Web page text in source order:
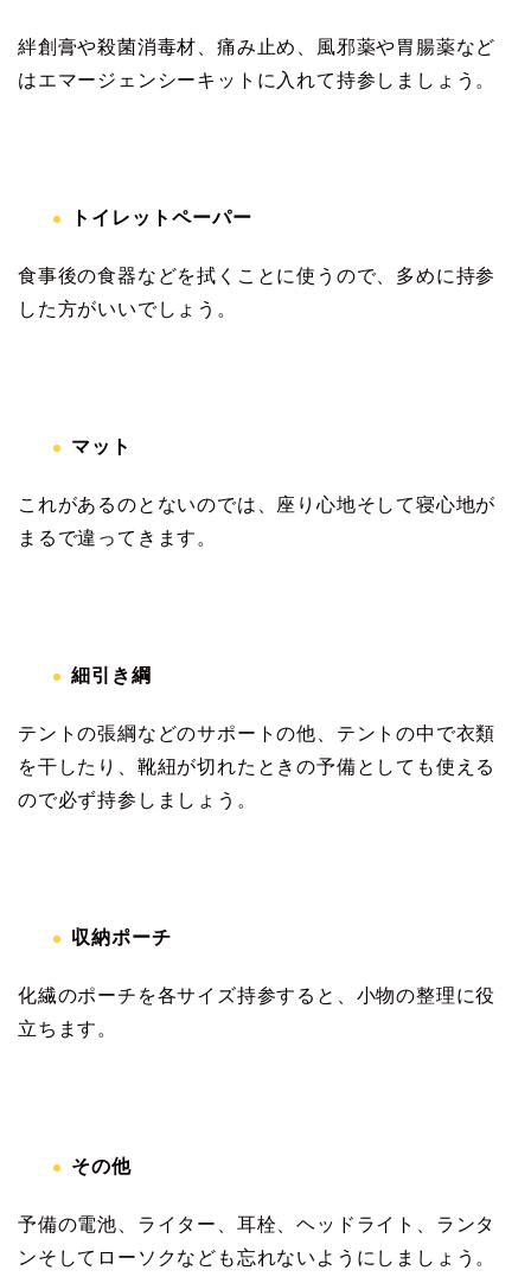
絆創膏や殺菌消毒材、痛み止め、風邪薬や胃腸薬など
はエマージェンシーキットに入れて持参しましょう。
トイレットペーパー
食事後の食器などを拭くことに使うので、多めに持参
した方がいいでしょう。
マット
これがあるのとないのでは、座り心地そして寝心地が
まるで違ってきます。
細引き綱
テントの張綱などのサポートの他、テントの中で衣類
を干したり、靴紐が切れたときの予備としても使える
ので必ず持参しましょう。
収納ポーチ
化繊のポーチを各サイズ持参すると、小物の整理に役
立ちます。
その他
予備の電池、ライター、耳栓、ヘッドライト、ランタ
ンそしてローソクなども忘れないようにしましょう。